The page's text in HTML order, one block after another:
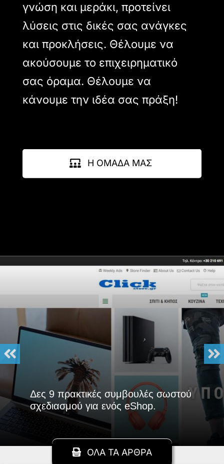
γνώση και μεράκι, προτείνει
λύσεις στις δικές σας ανάγκες
και προκλήσεις. Θέλουμε να
ακούσουμε το επιχειρηματικό
σας όραμα. Θέλουμε να
κάνουμε την ιδέα σας πράξη!
Η ΟΜΑΔΑ ΜΑΣ
Δες 9 πρακτικές συμβουλές σωστού
σχεδιασμού για ενός eShop.
ΟΛΑ ΤΑ ΑΡΘΡΑ